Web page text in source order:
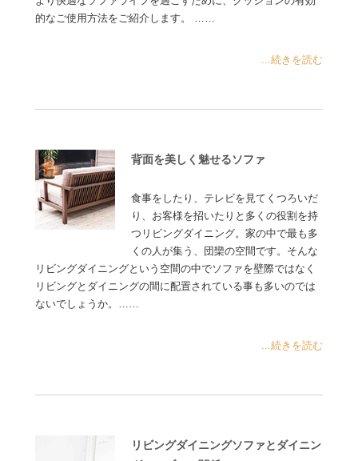
的なご使用方法をご紹介します。 ……
...続きを読む
背面を美しく魅せるソファ
食事をしたり、テレビを見てくつろいだ
り、お客様を招いたりと多くの役割を持
つリビングダイニング。家の中で最も多
くの人が集う、団欒の空間です。そんな
リビングダイニングという空間の中でソファを壁際ではなく
リビングとダイニングの間に配置されている事も多いのでは
ないでしょうか。……
...続きを読む
リビングダイニングソファとダイニン